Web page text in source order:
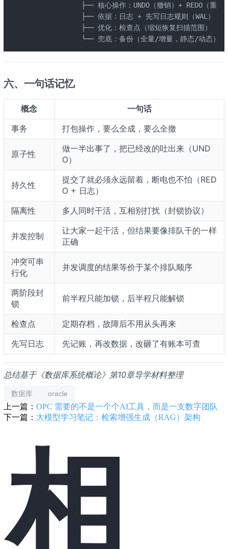
├── 核心操作：UNDO（撤销）+ REDO（重做
├── 依据：日志 + 先写日志规则（WAL）
├── 优化：检查点（缩短恢复扫描范围）
└── 兜底：备份（全量/增量，静态/动态）
六、一句话记忆
概念
一句话
事务
打包操作，要么全成，要么全撤
原子性
做一半出事了，把已经改的吐出来（UND
O）
持久性
提交了就必须永远留着，断电也不怕（RED
O + 日志）
隔离性
多人同时干活，互相别打扰（封锁协议）
并发控制
让大家一起干活，但结果要像排队干的一样
正确
冲突可串
行化
并发调度的结果等价于某个排队顺序
两阶段封
锁
前半程只能加锁，后半程只能解锁
检查点
定期存档，故障后不用从头再来
先写日志
先记账，再改数据，改砸了有账本可查
总结基于《数据库系统概论》第10章导学材料整理
数据库 oracle
上一篇： OPC 需要的不是一个个AI工具，而是一支数字团队
下一篇： 大模型学习笔记：检索增强生成（RAG）架构
相